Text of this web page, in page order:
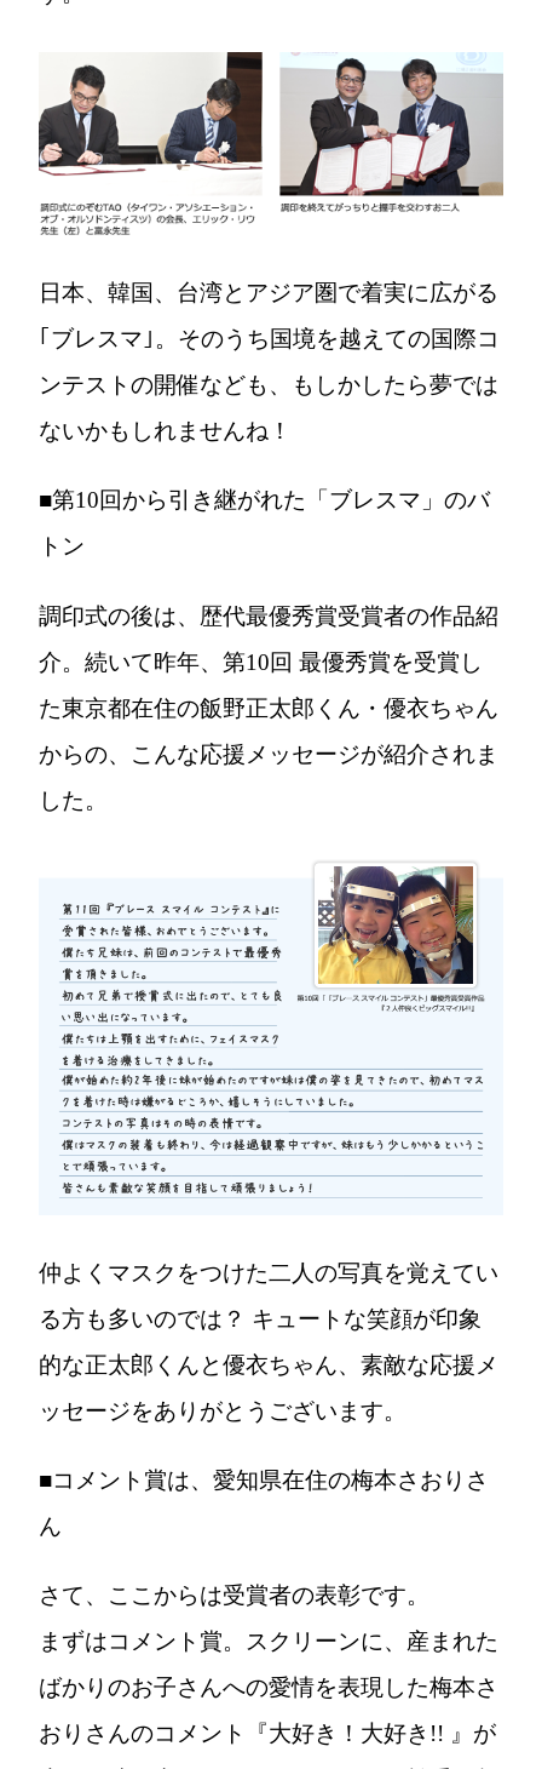
日本、韓国、台湾とアジア圏で着実に広がる
｢ブレスマ｣。そのうち国境を越えての国際コ
ンテストの開催なども、もしかしたら夢では
ないかもしれませんね！
■第10回から引き継がれた「ブレスマ」のバ
トン
調印式の後は、歴代最優秀賞受賞者の作品紹
介。続いて昨年、第10回 最優秀賞を受賞し
た東京都在住の飯野正太郎くん・優衣ちゃん
からの、こんな応援メッセージが紹介されま
した。
仲よくマスクをつけた二人の写真を覚えてい
る方も多いのでは？ キュートな笑顔が印象
的な正太郎くんと優衣ちゃん、素敵な応援メ
ッセージをありがとうございます。
■コメント賞は、愛知県在住の梅本さおりさ
ん
さて、ここからは受賞者の表彰です。
まずはコメント賞。スクリーンに、産まれた
ばかりのお子さんへの愛情を表現した梅本さ
おりさんのコメント 『大好き！大好き!! 』 が